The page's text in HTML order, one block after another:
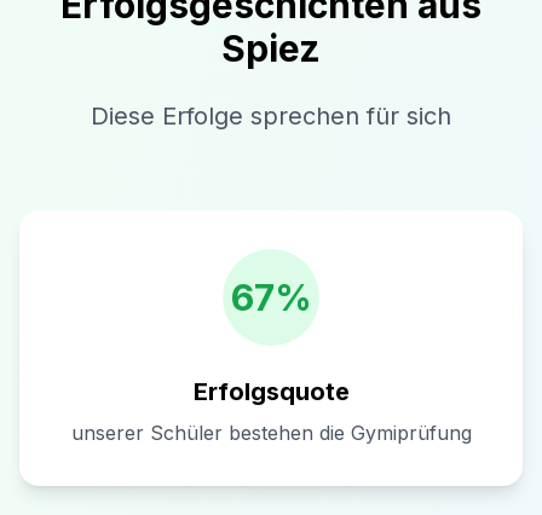
Spiez
Diese Erfolge sprechen für sich
67%
Erfolgsquote
unserer Schüler bestehen die Gymiprüfung